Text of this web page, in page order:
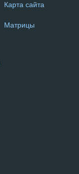
Карта сайта
Матрицы